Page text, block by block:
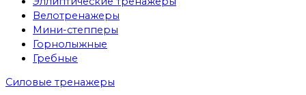
Велотренажеры
Мини-степперы
Горнолыжные
Гребные
Cиловые тренажеры